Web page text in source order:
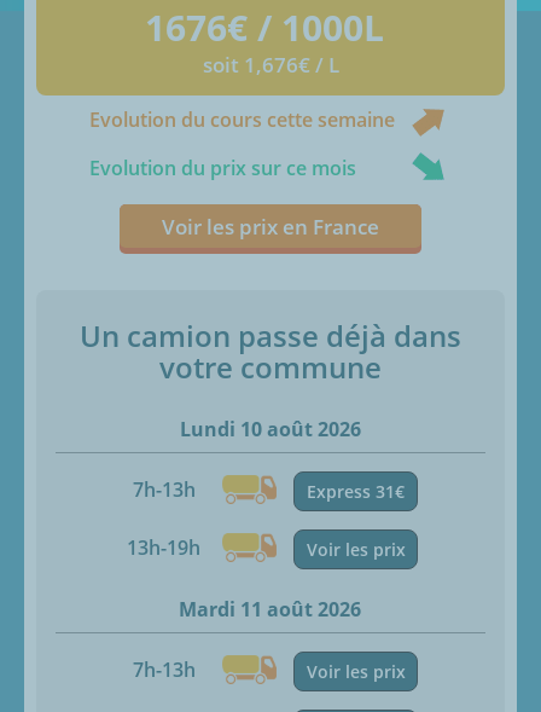
1676€ / 1000L
soit 1,676€ / L
Evolution du cours cette semaine
Evolution du prix sur ce mois
Voir les prix en France
Un camion passe déjà dans
votre commune
Lundi 10 août 2026
7h-13h Express 31€
13h-19h Voir les prix
Mardi 11 août 2026
7h-13h Voir les prix